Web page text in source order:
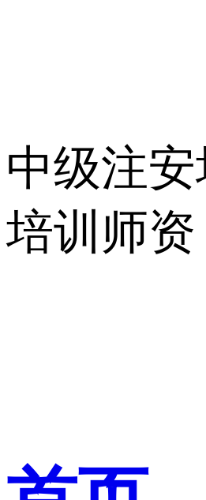
中级注安
培训师资